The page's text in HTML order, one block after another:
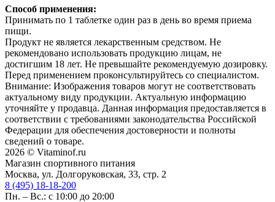
Способ применения:
Принимать по 1 таблетке один раз в день во время приема
пищи.
Продукт не является лекарственным средством. Не
рекомендовано использовать продукцию лицам, не
достигшим 18 лет. Не превышайте рекомендуемую дозировку.
Перед применением проконсультируйтесь со специалистом.
Внимание: Изображения товаров могут не соответствовать
актуальному виду продукции. Актуальную информацию
уточняйте у продавца. Данная информация предоставляется в
соответствии с требованиями законодательства Российской
Федерации для обеспечения достоверности и полноты
сведений о товаре.
2026 © Vitaminof.ru
Магазин спортивного питания
Москва, ул. Долгоруковская, 33, стр. 2
8 (495) 18-18-200
Пн. – Вс.: с 10:00 до 20:00